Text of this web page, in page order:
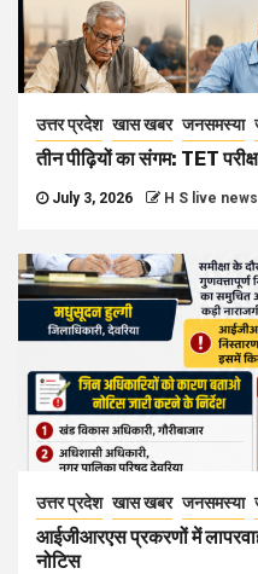
उत्तर प्रदेश खास खबर जनसमस्या
तीन पीढ़ियों का संगम: TET
July 3, 2026 H S live news
उत्तर प्रदेश खास खबर जनसमस्या
आईजीआरएस प्रकरणों में
नोटिस